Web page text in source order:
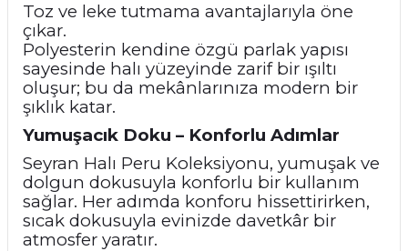
Toz ve leke tutmama avantajlarıyla öne
çıkar.
Polyesterin kendine özgü parlak yapısı
sayesinde halı yüzeyinde zarif bir ışıltı
oluşur; bu da mekânlarınıza modern bir
şıklık katar.
Yumuşacık Doku – Konforlu Adımlar
Seyran Halı Peru Koleksiyonu, yumuşak ve
dolgun dokusuyla konforlu bir kullanım
sağlar. Her adımda konforu hissettirirken,
sıcak dokusuyla evinizde davetkâr bir
atmosfer yaratır.